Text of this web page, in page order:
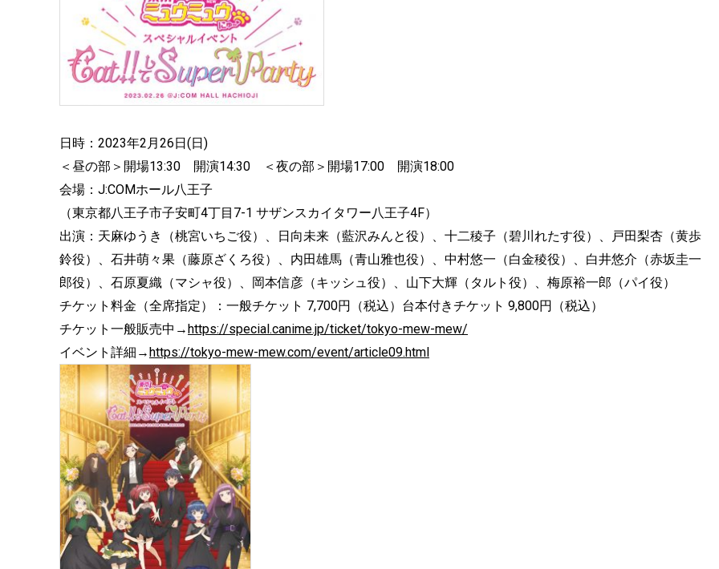
日時：2023年2月26日(日)
＜昼の部＞開場13:30 開演14:30 ＜夜の部＞開場17:00 開演18:00
会場：J:COMホール八王子
（東京都八王子市子安町4丁目7-1 サザンスカイタワー八王子4F）
出演：天麻ゆうき（桃宮いちご役）、日向未来（藍沢みんと役）、十二稜子（碧川れたす役）、戸田梨杏（黄歩
鈴役）、石井萌々果（藤原ざくろ役）、内田雄馬（青山雅也役）、中村悠一（白金稜役）、白井悠介（赤坂圭一
郎役）、石原夏織（マシャ役）、岡本信彦（キッシュ役）、山下大輝（タルト役）、梅原裕一郎（パイ役）
チケット料金（全席指定）：一般チケット 7,700円（税込）台本付きチケット 9,800円（税込）
チケット一般販売中→https://special.canime.jp/ticket/tokyo-mew-mew/
イベント詳細→https://tokyo-mew-mew.com/event/article09.html